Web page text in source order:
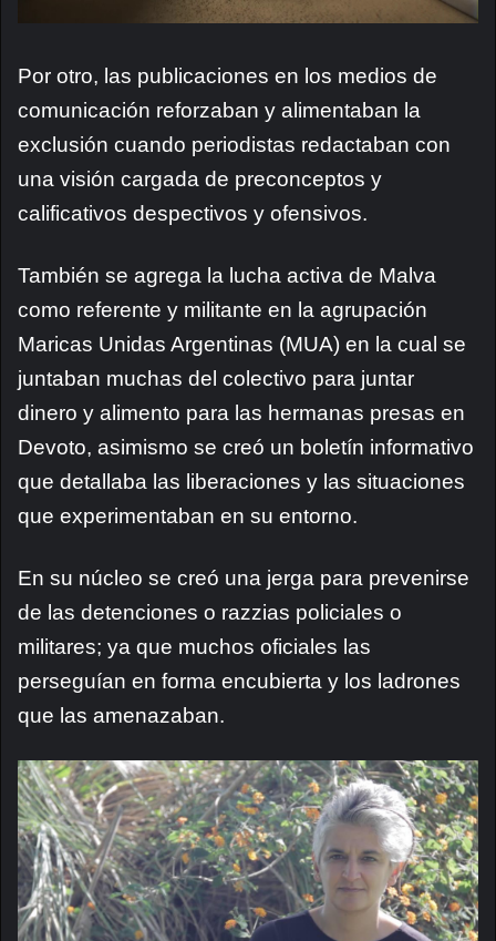
Por otro, las publicaciones en los medios de
comunicación reforzaban y alimentaban la
exclusión cuando periodistas redactaban con
una visión cargada de preconceptos y
calificativos despectivos y ofensivos.
También se agrega la lucha activa de Malva
como referente y militante en la agrupación
Maricas Unidas Argentinas (MUA) en la cual se
juntaban muchas del colectivo para juntar
dinero y alimento para las hermanas presas en
Devoto, asimismo se creó un boletín informativo
que detallaba las liberaciones y las situaciones
que experimentaban en su entorno.
En su núcleo se creó una jerga para prevenirse
de las detenciones o razzias policiales o
militares; ya que muchos oficiales las
perseguían en forma encubierta y los ladrones
que las amenazaban.